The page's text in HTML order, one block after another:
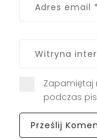
Zapamiętaj
podczas